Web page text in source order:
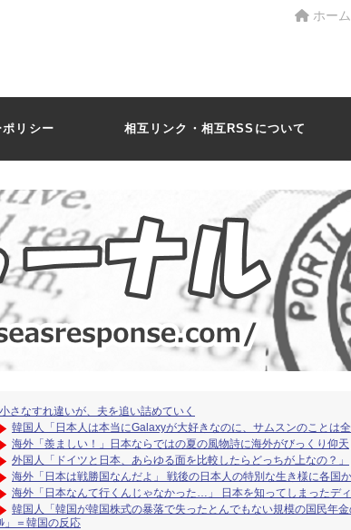
ホーム
リシー 相互リンク・相互RSSについて
小さなすれ違いが、夫を追い詰めていく
韓国人「日本人は本当にGalaxyが大好きなのに、サムスンのことは
海外「羨ましい！」日本ならではの夏の風物詩に海外がびっくり仰天
外国人「ドイツと日本、あらゆる面を比較したらどっちが上なの？」
海外「日本は戦勝国なんだよ」 戦後の日本人の特別な生き様に各国
海外「日本なんて行くんじゃなかった…」 日本を知ってしまったデ
韓国人「韓国が韓国株式の暴落で失ったとんでもない規模の国民
ﾙ」＝韓国の反応